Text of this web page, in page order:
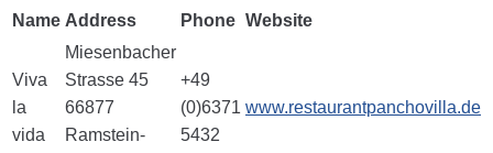
Name Address Phone Website
Viva
la
vida
Miesenbacher
Strasse 45
66877
Ramstein-
+49
(0)6371
5432
www.restaurantpanchovilla.de